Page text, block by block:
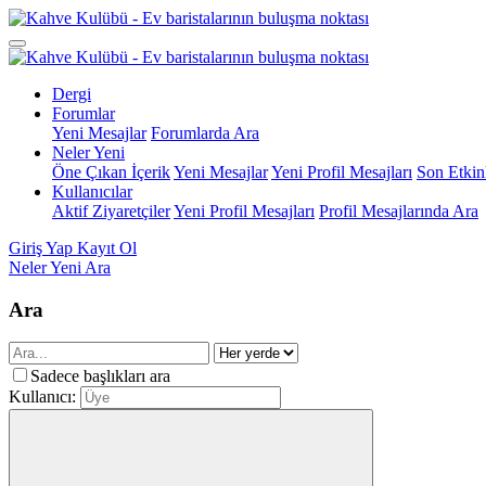
Dergi
Forumlar
Yeni Mesajlar Forumlarda Ara
Neler Yeni
Öne Çıkan İçerikYeni MesajlarYeni Profil Mesajları Son
Kullanıcılar
Aktif ZiyaretçilerYeni Profil Mesajları Profil Mesajlarında Ara
Giriş Yap Kayıt Ol
Neler Yeni Ara
Ara
Sadece başlıkları ara
Kullanıcı: